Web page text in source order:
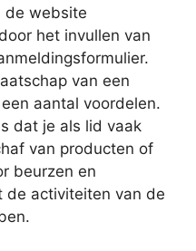
de website
het invullen van
van een
aantal voordelen.
dat je als lid vaak
van producten of
beurzen en
de activiteiten van de